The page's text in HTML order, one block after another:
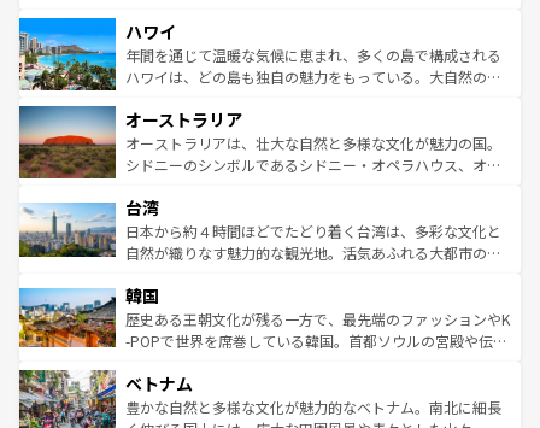
ば市内交通費無料で観光を楽しむこともできる。 なお、新
着のスイス情報はコンテンツ一覧 を参照してほしい。
のような巨大都市は、観光、ショッピング、エンターテイ
ンメントが詰まった刺激的なスポットだ。一方、アメリカ
西部には大自然が広がり、グランドキャニオンやイエロー
部のニューオーリンズでは、音楽と美食が融合した独特の
文化が魅力。旅行者はアメリカの各地域で異なる魅力を楽
しみながら、その多様性と豊かな歴史を感じることができ
ならではの贅沢な旅のスタイルだ。 なお、新着のアメリカ
情報はコンテンツ一覧を参照してほしい。
ハワイ
年間を通じて温暖な気候に恵まれ、多くの島で構成される
ハワイは、どの島も独自の魅力をもっている。大自然の神
ワイ島は見逃せない。また、定番の観光地といえばオアフ
島だが、静かな自然を求めるならマウイ島やカウアイ島が
おすすめ。エメラルドグリーンに輝く海をはじめ、豊かな
れるおもてなしの心で訪れる人々を迎えてくれるハワイの
人々、おいしいローカルフードやハワイアンミュージッ
ク、伝統的なフラダンスなど、すべてがハワイの魅力を彩
ワイを、存分に味わってほしい。 なお、新着のハワイ情報
はコンテンツ一覧を参照してほしい。
オーストラリア
オーストラリアは、壮大な自然と多様な文化が魅力の国。
シドニーのシンボルであるシドニー・オペラハウス、オー
リアリーフや大陸中央部にそびえるウルル（エアーズロッ
ク）、タスマニアの美しい原生林やケアンズの熱帯雨林な
ど、見どころがたくさん。また、カフェやワイン、オージ
いる。アクティビティも充実しており、サーフィンやダイ
ビング、ハイキングなど、アウトドア好きにはたまらな
い。オーストラリアの多彩な魅力を存分に味わいつくそ
参照してほしい。
台湾
日本から約４時間ほどでたどり着く台湾は、多彩な文化と
自然が織りなす魅力的な観光地。活気あふれる大都市の台
ン）、静ひつな山岳地帯である台湾東部など、都市の喧騒
と山間の静けさが共存しており、訪れる人に新しい発見と
驚きをもたらしてくれる。また、奥深い台湾の食文化も魅
容にもいいと評判のスイーツなど、バラエティ豊かな料理
が味わえる。 なお、新着の台湾情報は コンテンツ一覧を参
韓国
歴史ある王朝文化が残る一方で、最先端のファッションやK
-POPで世界を席巻している韓国。首都ソウルの宮殿や伝統
き、地方に足を延ばせば四季折々の自然美を楽しむことが
できる。そして、キムチや焼肉、絶品のストリートフード
ベトナム
豊かな自然と多様な文化が魅力的なベトナム。南北に細長